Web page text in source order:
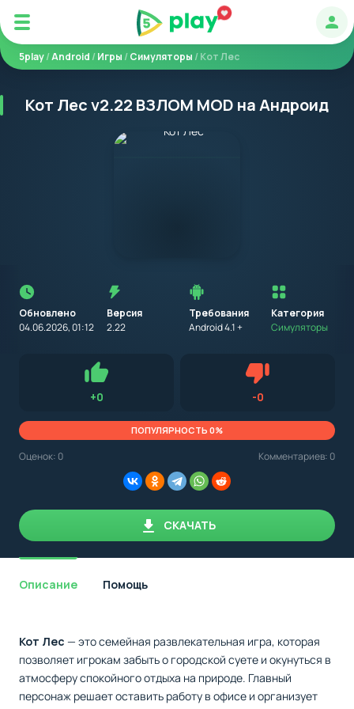
5play/Android /Игры /Симуляторы / Кот Лес
Кот Лес v2.22 ВЗЛОМ MOD на Андроид
Обновлено
04.06.2026, 01:12
Версия
2.22
Требования
Android 4.1 +
установкой
приложения
на
устройство
с
указываем
минимальные
необходимые
Категория
Симуляторы
обращать внимание на установленную версию Android
OS. Мы указываем минимально необходимую версию для
+0Нравится -0Не нравится
ПОПУЛЯРНОСТЬ 0%
Оценок: 0 Комментариев: 0
СКАЧАТЬ
Описание Помощь
Кот Лес — это семейная развлекательная игра, которая
позволяет игрокам забыть о городской суете и окунуться в
атмосферу спокойного отдыха на природе. Главный
персонаж решает оставить работу в офисе и организует